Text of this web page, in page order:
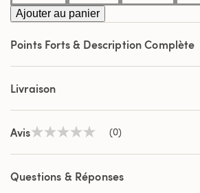
Ajouter au panier
Points Forts & Description Complète
Livraison
AvisAucune
de
notation
Lien
(0)
Questions & Réponses